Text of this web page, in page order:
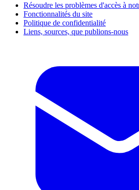
Résoudre les problèmes d'accès à
Fonctionnalités du site
Politique de confidentialité
Liens, sources, que publions-nous